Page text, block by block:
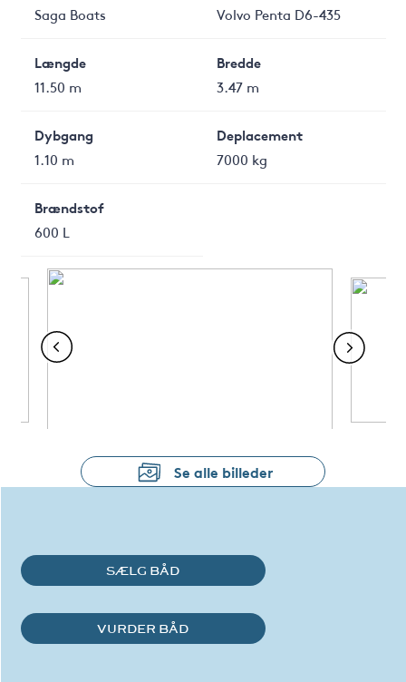
Saga Boats Volvo Penta D6-435
Længde
11.50 m
Bredde
3.47 m
Dybgang
1.10 m
Deplacement
7000 kg
Brændstof
600 L
Se alle billeder
SÆLG BÅD
VURDER BÅD